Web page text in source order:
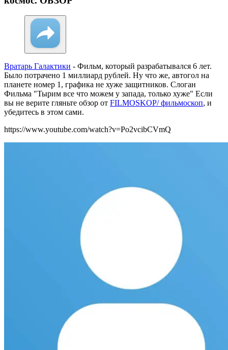
Вратарь Галактики - Фильм, который разрабатывался 6 лет.
Было потрачено 1 миллиард рублей. Ну что же, автогол на
планете номер 1, графика не хуже защитников. Слоган
Фильма "Тырим все что можем у запада, только хуже" Если
вы не верите гляньте обзор от FILMOSKOP/ фильмоскоп, и
убедитесь в этом сами.
https://www.youtube.com/watch?v=Po2vcibCVmQ